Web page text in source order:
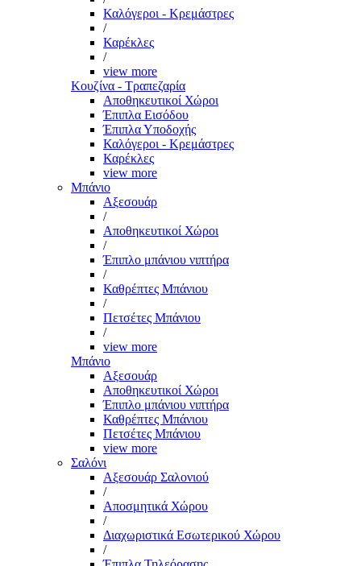
Καλόγεροι - Κρεμάστρες
/
Καρέκλες
/
view more
Κουζίνα - Τραπεζαρία
Αποθηκευτικοί Χώροι
Έπιπλα Εισόδου
Έπιπλα Υποδοχής
Καλόγεροι - Κρεμάστρες
Καρέκλες
view more
Μπάνιο
Αξεσουάρ
/
Αποθηκευτικοί Χώροι
/
Έπιπλο μπάνιου νιπτήρα
/
Καθρέπτες Μπάνιου
/
Πετσέτες Μπάνιου
/
view more
Μπάνιο
Αξεσουάρ
Αποθηκευτικοί Χώροι
Έπιπλο μπάνιου νιπτήρα
Καθρέπτες Μπάνιου
Πετσέτες Μπάνιου
view more
Σαλόνι
Αξεσουάρ Σαλονιού
/
Αποσμητικά Χώρου
/
Διαχωριστικά Εσωτερικού Χώρου
/